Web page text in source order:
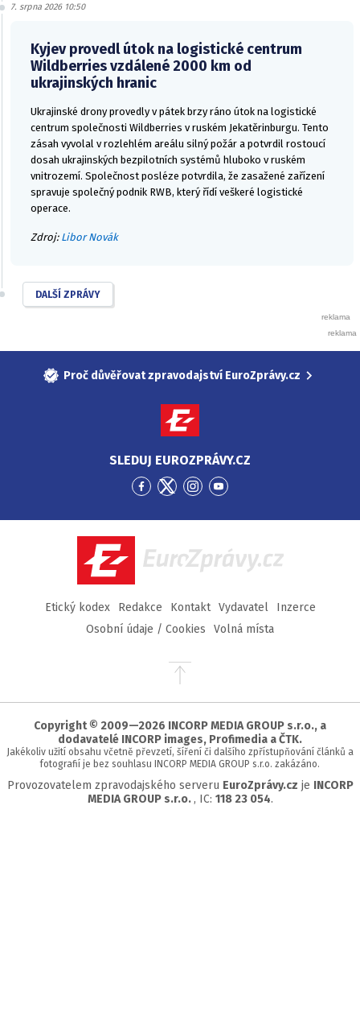
7. srpna 2026 10:50
Kyjev provedl útok na logistické centrum
Wildberries vzdálené 2000 km od
ukrajinských hranic
Ukrajinské drony provedly v pátek brzy ráno útok na logistické
centrum společnosti Wildberries v ruském Jekatěrinburgu. Tento
zásah vyvolal v rozlehlém areálu silný požár a potvrdil rostoucí
dosah ukrajinských bezpilotních systémů hluboko v ruském
vnitrozemí. Společnost posléze potvrdila, že zasažené zařízení
spravuje společný podnik RWB, který řídí veškeré logistické
operace.
Zdroj: Libor Novák
DALŠÍ ZPRÁVY
Proč důvěřovat zpravodajství EuroZprávy.cz
SLEDUJ EUROZPRÁVY.CZ
Přejít
Facebook
Přejít
Twitter
Přejít
Instagram
Přejít
YouTube
EuroZprávy.cz
Etický kodex Redakce Kontakt Vydavatel
Inzerce
Osobní údaje / Cookies
Volná místa
Přejít
stránky
Copyright © 2009—2026 INCORP MEDIA GROUP s.r.o., a
dodavatelé INCORP images, Profimedia a ČTK.
Jakékoliv užití obsahu včetně převzetí, šíření či dalšího zpřístupňování článků a
fotografií je bez souhlasu INCORP MEDIA GROUP s.r.o. zakázáno.
Provozovatelem zpravodajského serveru EuroZprávy.cz je INCORP
MEDIA GROUP s.r.o. , IC: 118 23 054.